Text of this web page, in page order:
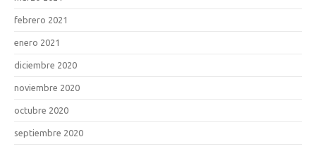
febrero 2021
enero 2021
diciembre 2020
noviembre 2020
octubre 2020
septiembre 2020